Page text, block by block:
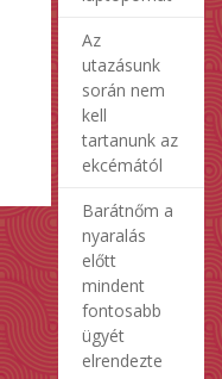
Az
utazásunk
során nem
kell
tartanunk az
ekcémától
Barátnőm a
nyaralás
előtt
mindent
fontosabb
ügyét
elrendezte